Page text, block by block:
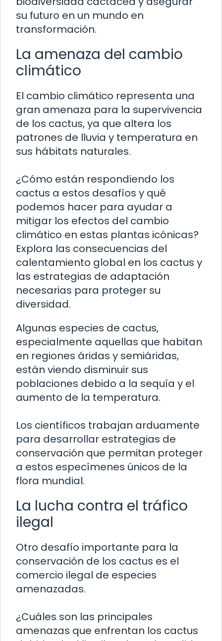
su futuro en un mundo en
transformación.
La amenaza del cambio
climático
El cambio climático representa una
gran amenaza para la supervivencia
de los cactus, ya que altera los
patrones de lluvia y temperatura en
sus hábitats naturales.
¿Cómo están respondiendo los
cactus a estos desafíos y qué
podemos hacer para ayudar a
mitigar los efectos del cambio
climático en estas plantas icónicas?
Explora las consecuencias del
calentamiento global en los cactus y
las estrategias de adaptación
necesarias para proteger su
diversidad.
Algunas especies de cactus,
especialmente aquellas que habitan
en regiones áridas y semiáridas,
están viendo disminuir sus
poblaciones debido a la sequía y el
aumento de la temperatura.
Los científicos trabajan arduamente
para desarrollar estrategias de
conservación que permitan proteger
a estos especímenes únicos de la
flora mundial.
La lucha contra el tráfico
ilegal
Otro desafío importante para la
conservación de los cactus es el
comercio ilegal de especies
amenazadas.
¿Cuáles son las principales
amenazas que enfrentan los cactus